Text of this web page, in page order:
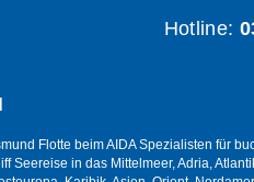
Hotline:
Flotte beim AIDA Spezialisten für
Seereise in das Mittelmeer, Adria,